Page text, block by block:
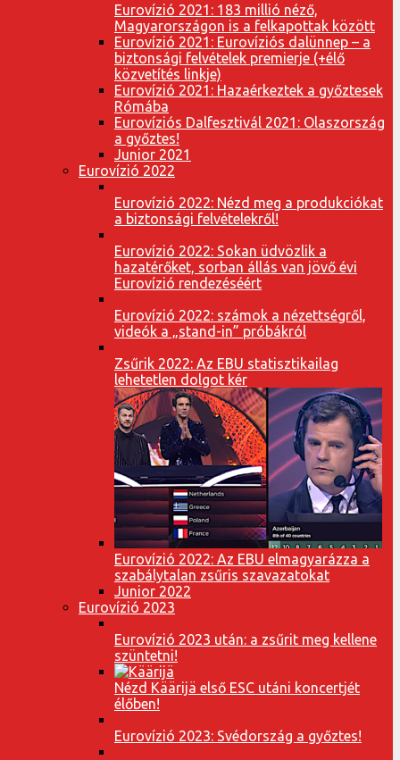
Eurovízió 2021: 183 millió néző,
Magyarországon is a felkapottak között
Eurovízió 2021: Eurovíziós dalünnep – a
biztonsági felvételek premierje (+élő
közvetítés linkje)
Eurovízió 2021: Hazaérkeztek a győztesek
Rómába
Eurovíziós Dalfesztivál 2021: Olaszország
a győztes!
Junior 2021
Eurovízió 2022
Eurovízió 2022: Nézd meg a produkciókat
a biztonsági felvételekről!
Eurovízió 2022: Sokan üdvözlik a
hazatérőket, sorban állás van jövő évi
Eurovízió rendezéséért
Eurovízió 2022: számok a nézettségről,
videók a „stand-in” próbákról
Zsűrik 2022: Az EBU statisztikailag
lehetetlen dolgot kér
Eurovízió 2022: Az EBU elmagyarázza a
szabálytalan zsűris szavazatokat
Junior 2022
Eurovízió 2023
Eurovízió 2023 után: a zsűrit meg kellene
szüntetni!
Nézd Käärijä első ESC utáni koncertjét
élőben!
Eurovízió 2023: Svédország a győztes!